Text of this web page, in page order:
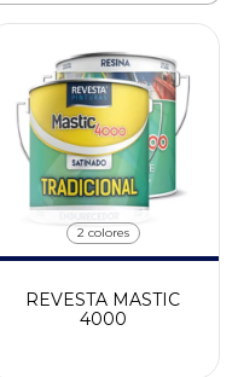
2 colores
REVESTA MASTIC
4000